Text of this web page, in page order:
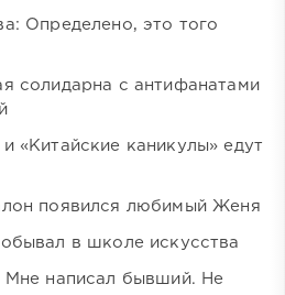
Определено, это того
солидарна с антифанатами
«Китайские каникулы» едут
появился любимый Женя
в школе искусства
Мне написал бывший. Не